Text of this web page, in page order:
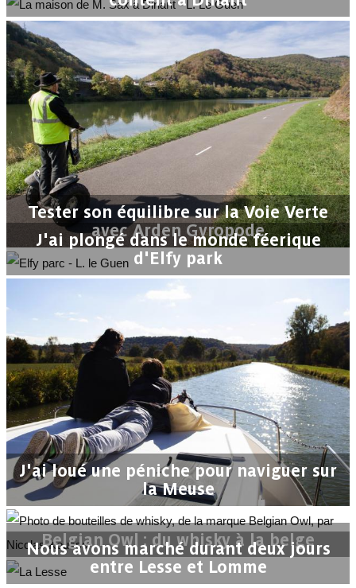
Tester son équilibre sur la Voie Verte
avec Arden Gyropode
J'ai plongé dans le monde féerique
d'Elfy park
J'ai loué une péniche pour naviguer sur
la Meuse
Belgian Owl : du whisky à la belge
Nous avons marché durant deux jours
entre Lesse et Lomme